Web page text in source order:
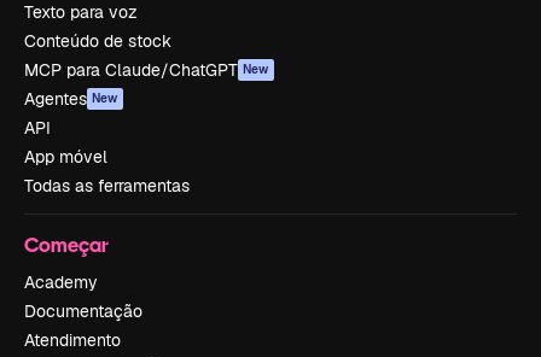
Texto para voz
Conteúdo de stock
MCP para Claude/ChatGPT New
Agentes New
API
App móvel
Todas as ferramentas
Começar
Academy
Documentação
Atendimento